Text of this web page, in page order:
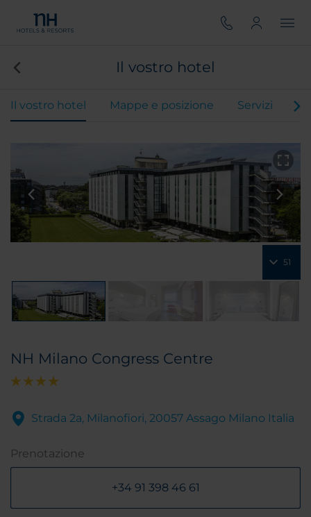
Il vostro hotel
Il vostro hotel Mappe e posizione Servizi
51
NH Milano Congress Centre
Strada 2a, Milanofiori, 20057 Assago Milano Italia
Prenotazione
+34 91 398 46 61